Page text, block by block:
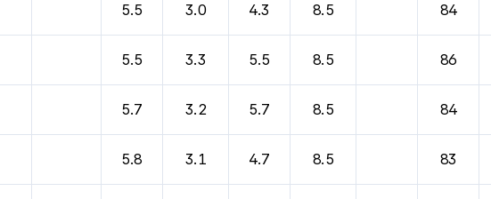
5.5 3.0 4.3 8.5 84
5.5 3.3 5.5 8.5 86
5.7 3.2 5.7 8.5 84
5.8 3.1 4.7 8.5 83